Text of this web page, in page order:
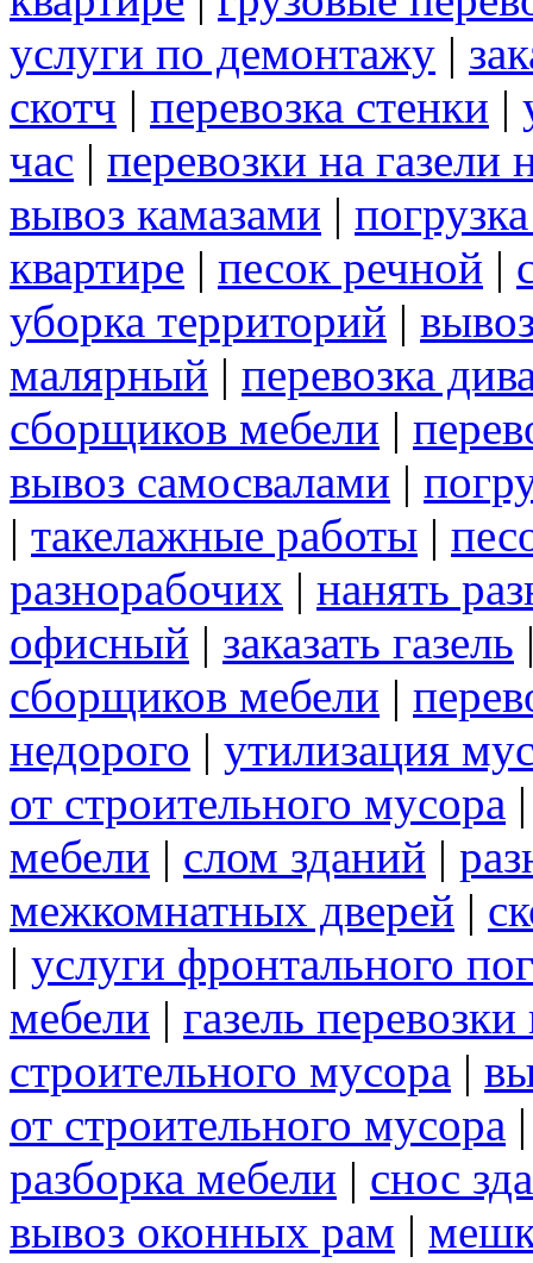
услуги по демонтажу |
скотч | перевозка стенки |
час | перевозки на
вывоз камазами |
квартире | песок речной |
уборка территорий |
малярный | перевозка
сборщиков мебели |
вывоз самосвалами |
| такелажные работы |
разнорабочих | нанять
офисный | заказать газель
сборщиков мебели |
недорого | утилизация
от строительного мусора
мебели | слом зданий |
межкомнатных дверей |
| услуги фронтального
мебели | газель
строительного мусора |
от строительного мусора
разборка мебели | снос
вывоз оконных рам |